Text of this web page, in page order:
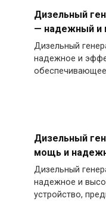
Дизельный
— надежный и
Дизельный
надежное и
Дизельный
мощь и
Дизельный
надежное и
устройство,